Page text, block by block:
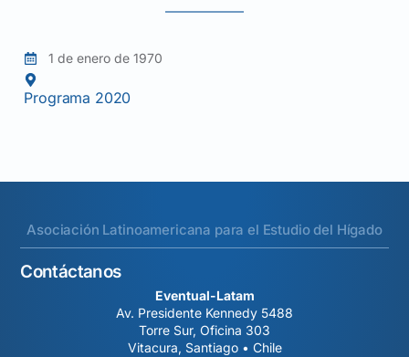
1 de enero de 1970
Programa 2020
Asociación Latinoamericana para el Estudio del Hígado
Contáctanos
Eventual-Latam
Av. Presidente Kennedy 5488
Torre Sur, Oficina 303
Vitacura, Santiago • Chile